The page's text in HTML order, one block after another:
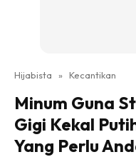
Hijabista » Kecantikan
Minum Guna
Gigi Kekal
Yang Perlu